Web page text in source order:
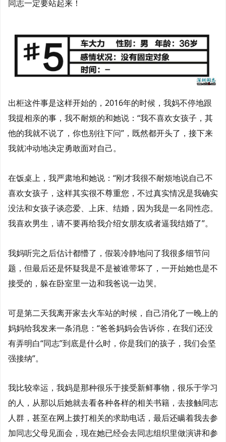
同志一定要站起来！
出柜这件事是这样开始的，2016年的时候，我妈不停地跟
我提相亲的事，我不耐烦的和她说：“我不喜欢女孩子，其
他的我就不说了，你也别往下问”，既然都开头了，接下来
我就冲动地决定勇敢面对自己。
在饭桌上，我严肃地和她说：“刚才我很不耐烦地说自己不
喜欢女孩子，这样其实很不尊重您，不过真实情况是我确实
没法和女孩子谈恋爱、上床、结婚，因为我是一名同性恋。
我喜欢男生，请不要再给我介绍女朋友或者逼我结婚了”。
我妈听完之后估计都懵了，假装冷静地问了我很多细节问
题，但最后还是怀疑我是不是被谁带坏了，一开始她也是不
接受的，躲在卧室里一边和我爸说一边哭。
可是第二天我离开家去火车站的时候，自己消化了一晚上的
妈妈给我发来一条消息：“爸爸妈妈会告诉你，在我们还没
有弄明白“同志”到底是什么时，你是我们的孩子，我们会坚
强接纳”。
我比较幸运，我妈是那种很乐于接受新鲜事物，很乐于学习
的人，从那以后她就去看各种各样的相关书籍，去接触同志
人群，甚至在网上拨打相关的求助电话，最后还瞒着我去参
加同志父母见面会，现在她已经会去同志组织里做演讲和参